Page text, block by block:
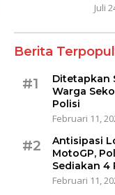
Juli
Berita
#1
Ditetapkan
Warga
Polisi
Februari 11,
#2
Antisipasi
MotoGP,
Sediakan 4
Februari 11,